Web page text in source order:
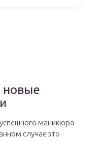
маникюра
случае это